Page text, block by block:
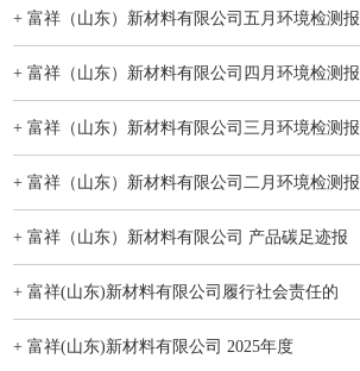
+ 富祥（山东）新材料有限公司五月环境检测报
+ 富祥（山东）新材料有限公司四月环境检测报
+ 富祥（山东）新材料有限公司三月环境检测报
+ 富祥（山东）新材料有限公司二月环境检测报
+ 富祥（山东）新材料有限公司 产品碳足迹报
+ 富祥(山东)新材料有限公司履行社会责任的
+ 富祥(山东)新材料有限公司 2025年度